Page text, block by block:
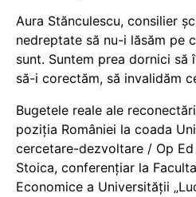
Aura Stănculescu, consilier
nedreptate să nu-i lăsăm pe
sunt. Suntem prea dornici să
să-i corectăm, să invalidăm
Bugetele reale ale
poziția României la coada
cercetare-dezvoltare / Op
Stoica, conferențiar la
Economice a Universității